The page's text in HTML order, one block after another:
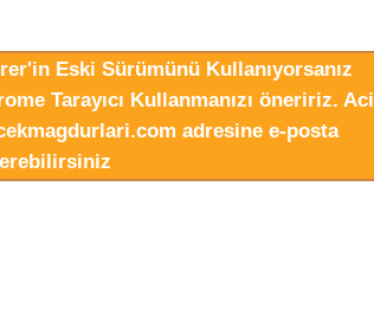
Eski Sürümünü Kullanıyorsanız
Tarayıcı Kullanmanızı öneririz. Acil
adresine e-posta